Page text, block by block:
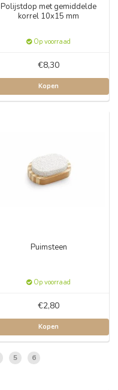
Polijstdop met gemiddelde
korrel 10x15 mm
Op voorraad
€8,30
Kopen
Puimsteen
Op voorraad
€2,80
Kopen
5 6